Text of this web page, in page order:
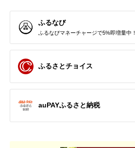
ふるなび
ふるなびマネーチャージで5%即増量中！
ふるさとチョイス
auPAYふるさと納税